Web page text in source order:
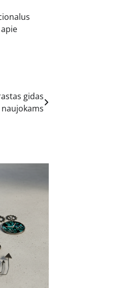
gidas
naujokams